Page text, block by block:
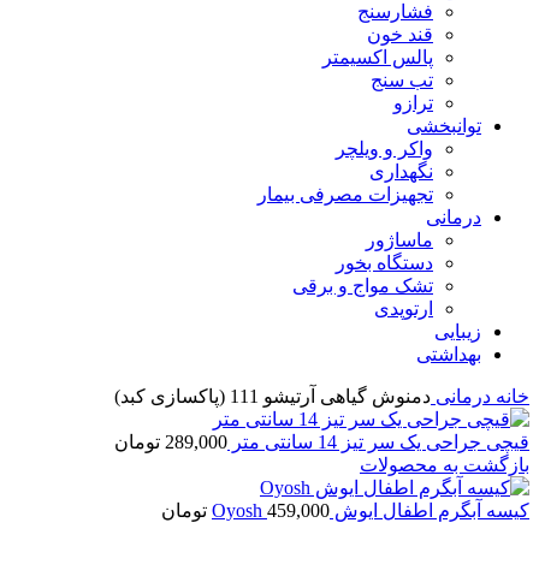
فشارسنج
قند خون
پالس اکسیمتر
تب سنج
ترازو
توانبخشی
واکر و ویلچر
نگهداری
تجهیزات مصرفی بیمار
درمانی
ماساژور
دستگاه بخور
تشک مواج و برقی
ارتوپدی
زیبایی
بهداشتی
خانه درمانی دمنوش گیاهی آرتیشو 111 (پاکسازی کبد)
قیچی جراحی یک سر تیز 14 سانتی متر 289,000 تومان
بازگشت به محصولات
کیسه آبگرم اطفال ایوش Oyosh 459,000
تومان